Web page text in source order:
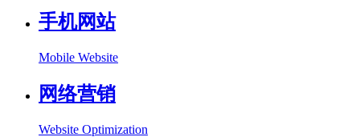
手机网站
Mobile Website
网络营销
Website Optimization